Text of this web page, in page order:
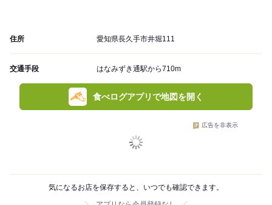
住所 愛知県長久手市井堀111
交通手段 はなみずき通駅から710m
食べログアプリで地図を開く
広告を非表示
気になるお店を保存すると、いつでも確認できます。